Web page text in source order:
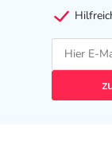
STADA
Stadastr. 2-18
61118 Bad
PDF des
herunterladen.